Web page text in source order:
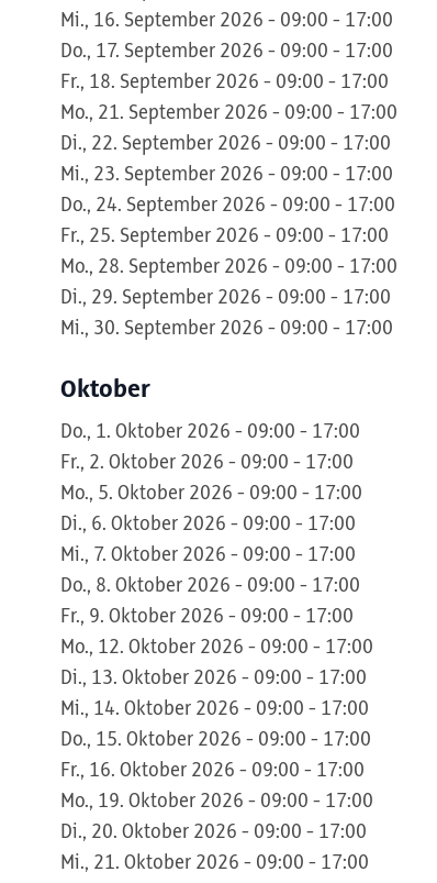
Mi., 16. September 2026 - 09:00 - 17:00
Do., 17. September 2026 - 09:00 - 17:00
Fr., 18. September 2026 - 09:00 - 17:00
Mo., 21. September 2026 - 09:00 - 17:00
Di., 22. September 2026 - 09:00 - 17:00
Mi., 23. September 2026 - 09:00 - 17:00
Do., 24. September 2026 - 09:00 - 17:00
Fr., 25. September 2026 - 09:00 - 17:00
Mo., 28. September 2026 - 09:00 - 17:00
Di., 29. September 2026 - 09:00 - 17:00
Mi., 30. September 2026 - 09:00 - 17:00
Oktober
Do., 1. Oktober 2026 - 09:00 - 17:00
Fr., 2. Oktober 2026 - 09:00 - 17:00
Mo., 5. Oktober 2026 - 09:00 - 17:00
Di., 6. Oktober 2026 - 09:00 - 17:00
Mi., 7. Oktober 2026 - 09:00 - 17:00
Do., 8. Oktober 2026 - 09:00 - 17:00
Fr., 9. Oktober 2026 - 09:00 - 17:00
Mo., 12. Oktober 2026 - 09:00 - 17:00
Di., 13. Oktober 2026 - 09:00 - 17:00
Mi., 14. Oktober 2026 - 09:00 - 17:00
Do., 15. Oktober 2026 - 09:00 - 17:00
Fr., 16. Oktober 2026 - 09:00 - 17:00
Mo., 19. Oktober 2026 - 09:00 - 17:00
Di., 20. Oktober 2026 - 09:00 - 17:00
Mi., 21. Oktober 2026 - 09:00 - 17:00